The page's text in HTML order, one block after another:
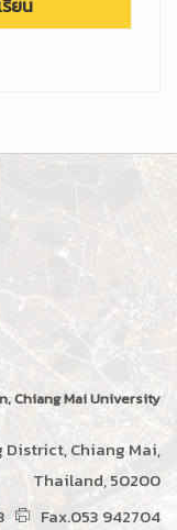
Chiang Mai University
District, Chiang Mai,
Thailand, 50200
Fax.053 942704